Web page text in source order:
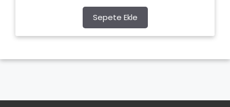
t
o
f
5
Sepete Ekle